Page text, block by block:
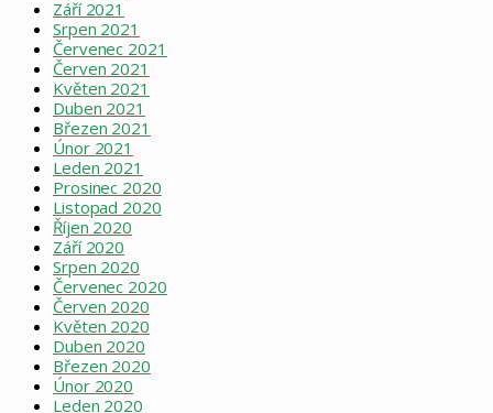
Září 2021
Srpen 2021
Červenec 2021
Červen 2021
Květen 2021
Duben 2021
Březen 2021
Únor 2021
Leden 2021
Prosinec 2020
Listopad 2020
Říjen 2020
Září 2020
Srpen 2020
Červenec 2020
Červen 2020
Květen 2020
Duben 2020
Březen 2020
Únor 2020
Leden 2020